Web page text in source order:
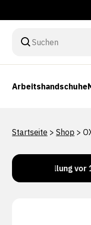
Arbeitshandschuhe
Startseite > Shop >
vor 15:00